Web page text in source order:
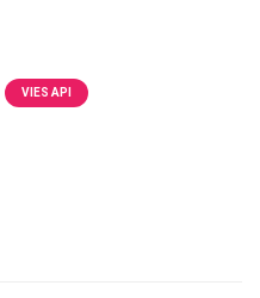
VIES API